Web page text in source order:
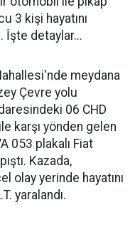
3 kişi hayatını
İşte detaylar...
meydana
Çevre yolu
06 CHD
karşı yönden gelen
053 plakalı Fiat
Kazada,
olay yerinde hayatını
yaralandı.